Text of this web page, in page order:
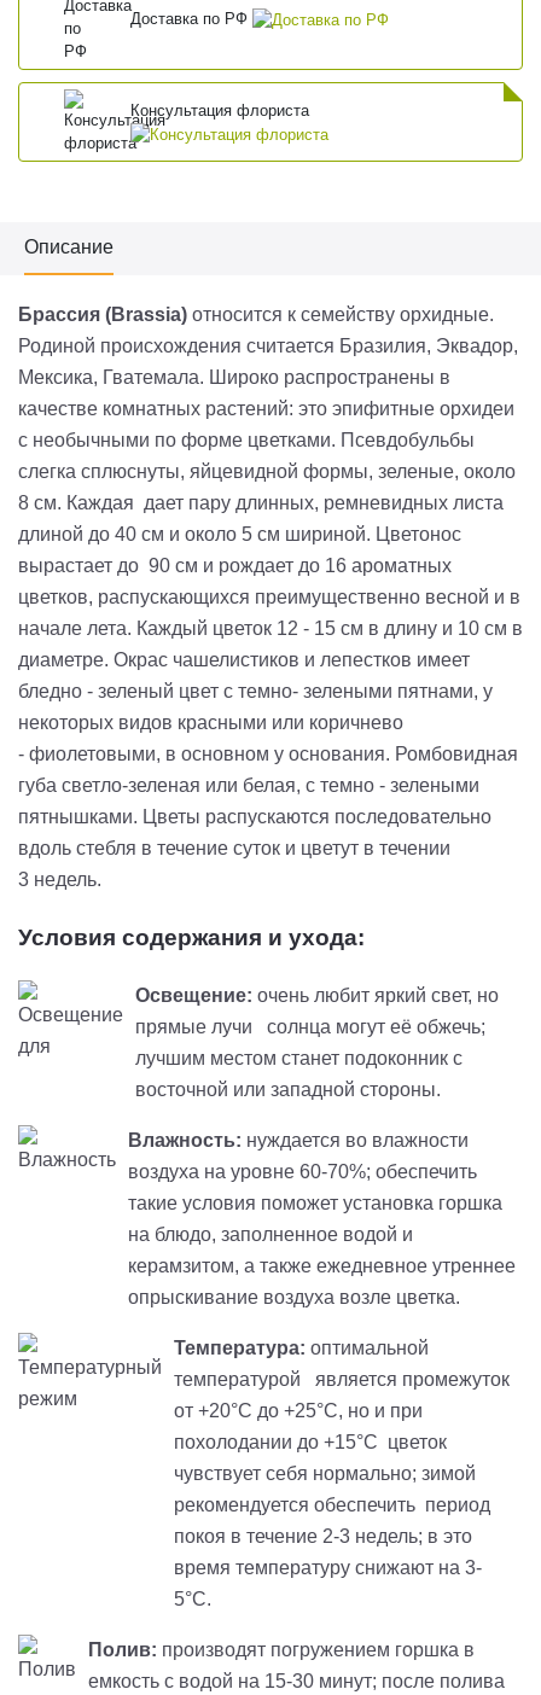
Доставка по РФ
Консультация флориста
Описание
Брассия (Brassia) относится к семейству орхидные.
Родиной происхождения считается Бразилия, Эквадор,
Мексика, Гватемала. Широко распространены в
качестве комнатных растений: это эпифитные орхидеи
с необычными по форме цветками. Псевдобульбы
слегка сплюснуты, яйцевидной формы, зеленые, около
8 см. Каждая дает пару длинных, ремневидных листа
длиной до 40 см и около 5 см шириной. Цветонос
вырастает до 90 см и рождает до 16 ароматных
цветков, распускающихся преимущественно весной и в
начале лета. Каждый цветок 12 - 15 см в длину и 10 см в
диаметре. Окрас чашелистиков и лепестков имеет
бледно - зеленый цвет с темно- зелеными пятнами, у
некоторых видов красными или коричнево
- фиолетовыми, в основном у основания. Ромбовидная
губа светло-зеленая или белая, с темно - зелеными
пятнышками. Цветы распускаются последовательно
вдоль стебля в течение суток и цветут в течении
3 недель.
Условия содержания и ухода:
Освещение: очень любит яркий свет, но
прямые лучи солнца могут её обжечь;
лучшим местом станет подоконник с
восточной или западной стороны.
Влажность: нуждается во влажности
воздуха на уровне 60-70%; обеспечить
такие условия поможет установка горшка
на блюдо, заполненное водой и
керамзитом, а также ежедневное утреннее
опрыскивание воздуха возле цветка.
Температура: оптимальной
температурой является промежуток
от +20°C до +25°C, но и при
похолодании до +15°C цветок
чувствует себя нормально; зимой
рекомендуется обеспечить период
покоя в течение 2-3 недель; в это
время температуру снижают на 3-
5°C.
Полив: производят погружением горшка в
емкость с водой на 15-30 минут; после полива